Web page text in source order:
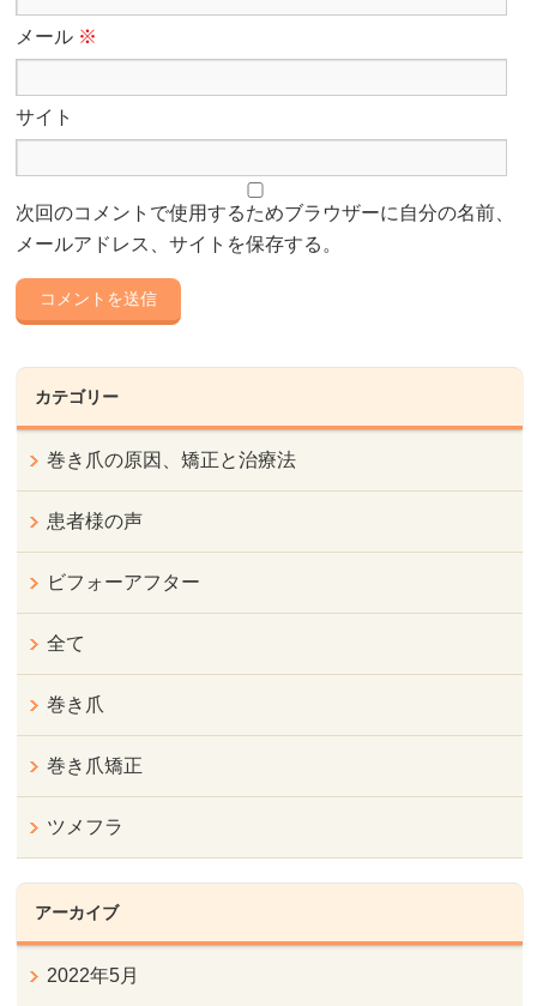
メール ※
サイト
次回のコメントで使用するためブラウザーに自分の名前、
メールアドレス、サイトを保存する。
カテゴリー
巻き爪の原因、矯正と治療法
患者様の声
ビフォーアフター
全て
巻き爪
巻き爪矯正
ツメフラ
アーカイブ
2022年5月